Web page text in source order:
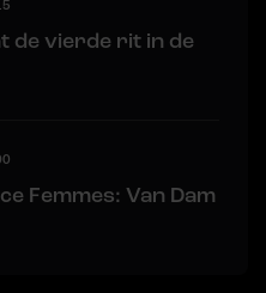
de vierde rit in de
Femmes: Van Dam